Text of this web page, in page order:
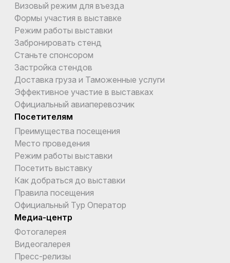
Визовый режим для въезда
Формы участия в выставке
Режим работы выставки
Забронировать стенд
Станьте спонсором
Застройка стендов
Доставка груза и Таможенные услуги
Эффективное участие в выставках
Официальный авиаперевозчик
Посетителям
Преимущества посещения
Место проведения
Режим работы выставки
Посетить выставку
Как добраться до выставки
Правила посещения
Официальный Тур Оператор
Медиа-центр
Фотогалерея
Видеогалерея
Пресс-релизы